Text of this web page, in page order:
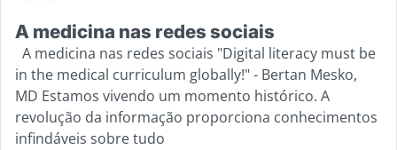
A medicina nas redes sociais
A medicina nas redes sociais "Digital literacy must be
in the medical curriculum globally!" - Bertan Mesko,
MD Estamos vivendo um momento histórico. A
revolução da informação proporciona conhecimentos
infindáveis sobre tudo